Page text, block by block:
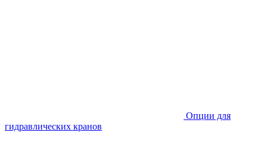
Опции для
гидравлических кранов